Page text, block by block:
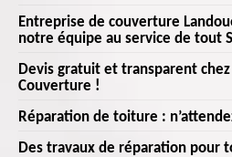
Vous avez besoin d’un couvreur
Disponible 24h/24 et 7j/7, Landouer
couvreur 94160 est à votre service pour
de dépannage de toiture. Nous
d’urgence de toiture, vous pouvez
réparée. En activité sur toute la région,
Entreprise de couverture
notre équipe au service de tout
Nous intervenons pour les travaux
nettoyage et autres. En effet, les
conformes aux codes et aux inspections,
conservant un aspect esthétique, nos
Devis gratuit et transparent
Couverture !
Chez Landouer Couverture , nous
de toiture, notre équipe réactive est
Réparation de toiture :
Si vous remarquez même une toute
Des travaux de réparation pour